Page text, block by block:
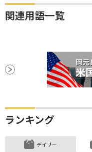
関連用語一覧
ランキング
デイリー